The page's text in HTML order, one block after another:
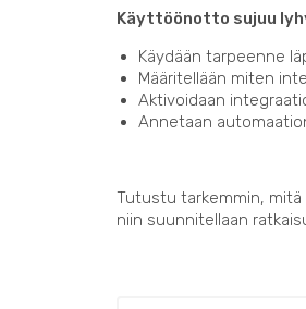
Käyttöönotto sujuu
Käydään tarpeenne
Määritellään miten
Aktivoidaan
Annetaan
Tutustu tarkemmin,
niin suunnitellaan